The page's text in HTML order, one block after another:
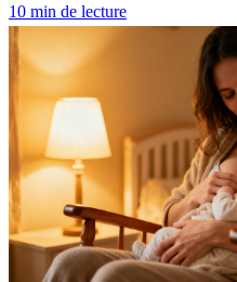
10 min de lecture